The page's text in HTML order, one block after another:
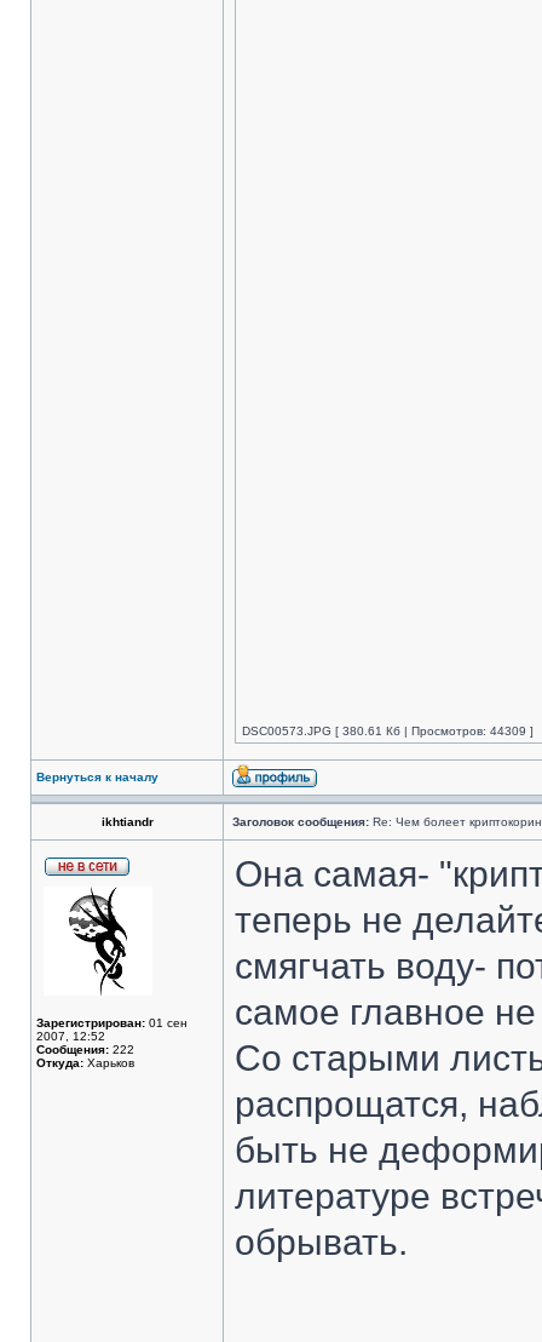
DSC00573.JPG [ 380.61 Кб | Просмотров: 44309 ]
Вернуться к началу
ikhtiandr Заголовок сообщения: Re: Чем болеет
Зарегистрирован: 01 сен
2007, 12:52
Сообщения: 222
Откуда: Харьков
Она самая-
теперь не
смягчать воду-
самое главное
Со старыми
распрощатся,
быть не
литературе
обрывать.